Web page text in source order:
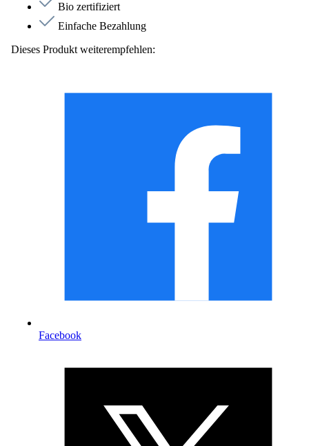
Bio zertifiziert
Einfache Bezahlung
Dieses Produkt weiterempfehlen:
Facebook